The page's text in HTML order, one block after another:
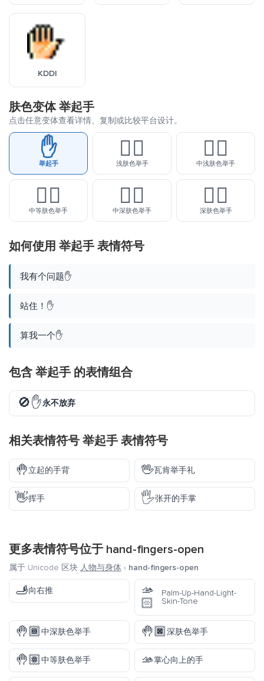
KDDI
肤色变体 举起手
点击任意变体查看详情、复制或比较平台设计。
✋
举起手
✋🏻
浅肤色举手
✋🏼
中浅肤色举手
✋🏽
中等肤色举手
✋🏾
中深肤色举手
✋🏿
深肤色举手
如何使用 举起手 表情符号
我有个问题✋
站住！✋
算我一个✋
包含 举起手 的表情组合
🚫✋永不放弃
相关表情符号 举起手 表情符号
🤚立起的手背 🖖瓦肯举手礼
👋挥手 🖐️张开的手掌
更多表情符号位于 hand-fingers-open
属于 Unicode 区块 人物与身体 › hand-fingers-open
🫸向右推
🫴
🏻
Palm-Up-Hand-Light-
Skin-Tone
🤚🏾中深肤色举手 🤚🏿深肤色举手
🤚🏽中等肤色举手 🫴掌心向上的手